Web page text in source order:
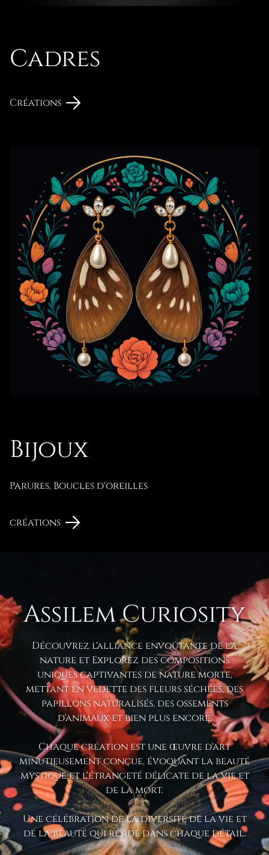
Cadres
Créations
Bijoux
Parures, Boucles d'oreilles
créations
Assilem Curiosity
Découvrez l'alliance envoûtante de la
nature et Explorez des compositions
uniques captivantes de nature morte,
mettant en vedette des fleurs séchées, des
papillons naturalisés, des ossements
d'animaux et bien plus encore.
Chaque création est une œuvre d'art
minutieusement conçue, évoquant la beauté
mystique et l'étrangeté délicate de la vie et
de la mort.
Une célébration de la diversité de la vie et
de la beauté qui réside dans chaque détail.